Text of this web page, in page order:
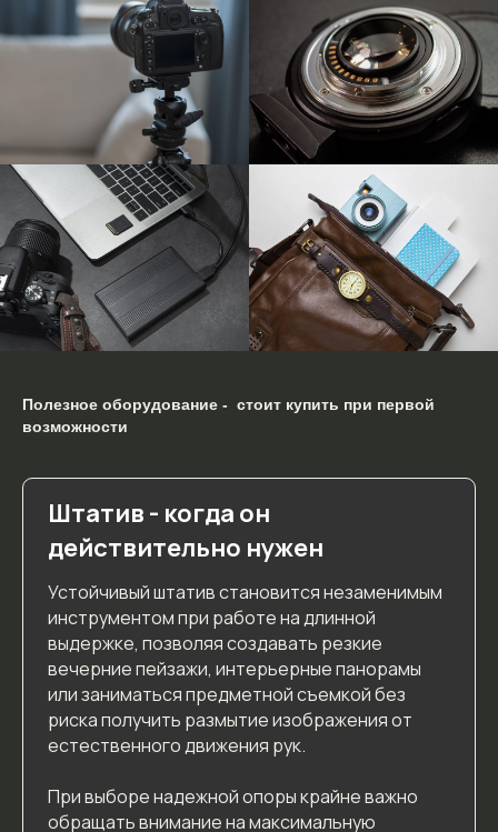
Полезное оборудование - стоит купить при первой
возможности
Штатив - когда он
действительно нужен
Устойчивый штатив становится незаменимым
инструментом при работе на длинной
выдержке, позволяя создавать резкие
вечерние пейзажи, интерьерные панорамы
или заниматься предметной съемкой без
риска получить размытие изображения от
естественного движения рук.
При выборе надежной опоры крайне важно
обращать внимание на максимальную